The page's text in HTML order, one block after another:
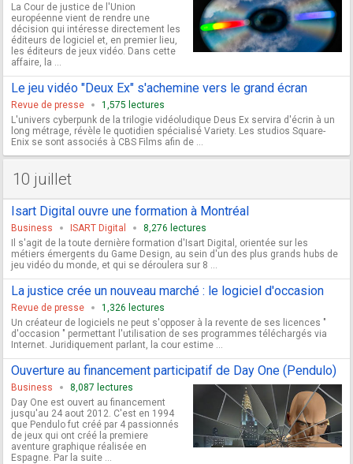
La Cour de justice de l'Union
européenne vient de rendre une
décision qui intéresse directement les
éditeurs de logiciel et, en premier lieu,
les éditeurs de jeux vidéo. Dans cette
affaire, la ...
Le jeu vidéo "Deux Ex" s'achemine vers le grand écran
Revue de presse
1,575 lectures
L'univers cyberpunk de la trilogie vidéoludique Deus Ex servira d'écrin à un
long métrage, révèle le quotidien spécialisé Variety. Les studios Square-
Enix se sont associés à CBS Films afin de ...
10 juillet
Isart Digital ouvre une formation à Montréal
Business ISART Digital
8,276 lectures
Il s'agit de la toute dernière formation d'Isart Digital, orientée sur les
métiers émergents du Game Design, au sein d'un des plus grands hubs de
jeu vidéo du monde, et qui se déroulera sur 8 ...
La justice crée un nouveau marché : le logiciel d'occasion
Revue de presse
1,326 lectures
Un créateur de logiciels ne peut s'opposer à la revente de ses licences "
d'occasion " permettant l'utilisation de ses programmes téléchargés via
Internet. Juridiquement parlant, la cour estime ...
Ouverture au financement participatif de Day One (Pendulo)
Business
8,087 lectures
Day One est ouvert au financement
jusqu'au 24 aout 2012. C'est en 1994
que Pendulo fut créé par 4 passionnés
de jeux qui ont créé la premiere
aventure graphique réalisée en
Espagne. Par la suite ...